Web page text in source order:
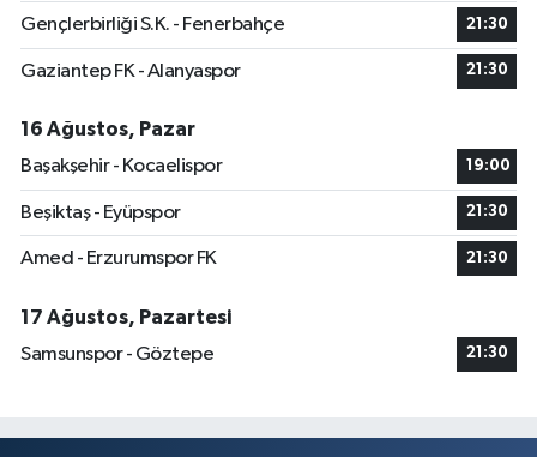
Gençlerbirliği S.K. - Fenerbahçe 21:30
Gaziantep FK - Alanyaspor 21:30
16 Ağustos, Pazar
Başakşehir - Kocaelispor
19:00
Beşiktaş - Eyüpspor 21:30
Amed - Erzurumspor FK 21:30
17 Ağustos, Pazartesi
Samsunspor - Göztepe
21:30